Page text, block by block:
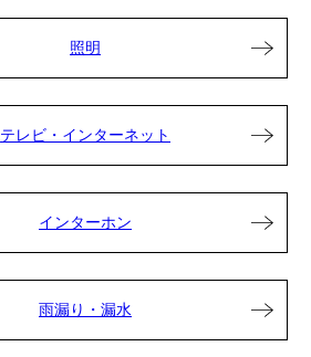
照明
テレビ・インターネット
インターホン
雨漏り・漏水